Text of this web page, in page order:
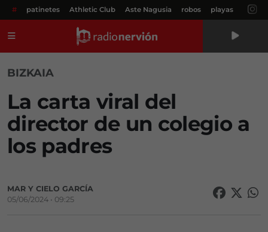
# patinetes Athletic Club Aste Nagusia robos playas
BIZKAIA
La carta viral del
director de un colegio a
los padres
MAR Y CIELO GARCÍA
05/06/2024 • 09:25